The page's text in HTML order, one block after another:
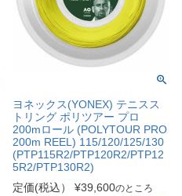
ヨネックス(YONEX) テニスス
トリング ポリツアー プロ
200mロール (POLYTOUR PRO
200m REEL) 115/120/125/130
(PTP115R2/PTP120R2/PTP12
5R2/PTP130R2)
定価(税込）
¥39,600のところ